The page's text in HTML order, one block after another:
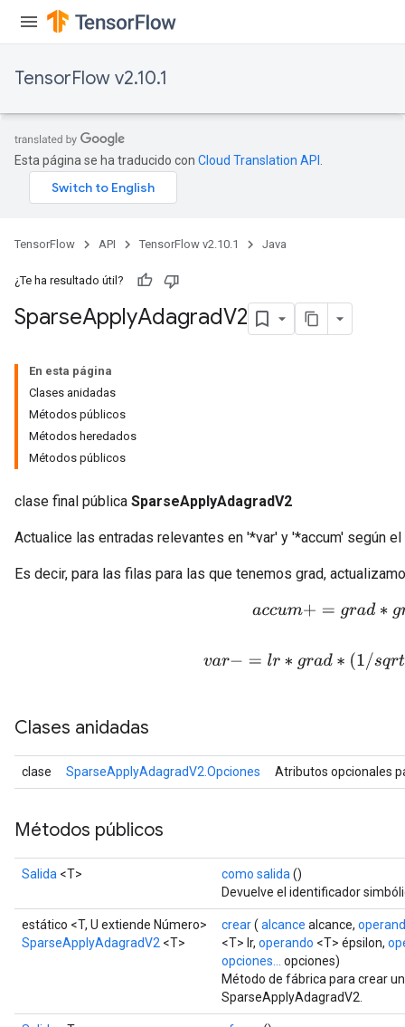
TensorFlow v2.10.1
Esta página se ha traducido con Cloud Translation API
TensorFlow API TensorFlow v2.10.1 Java
¿Te ha resultado útil?
SparseApplyAdagradV2
En esta página
Clases anidadas
Métodos públicos
Métodos heredados
Métodos públicos
clase final pública SparseApplyAdagradV2
Actualice las entradas relevantes en '*var' y '*accum' según el
Es decir, para las filas para las que tenemos grad,
accum += grad∗grad
var −=l r∗ grad∗(1 /sqrt(ac
Clases anidadas
clase SparseApplyAdagradV2.Opciones Atributos opcionales
Métodos públicos
Salida <T> como salida ()
Devuelve el identificador
estático <T, U extiende Número>
SparseApplyAdagradV2 <T>
crear( alcance alcance,
<T> lr, operando <T> épsilon,
opciones...
opciones)
Método de fábrica para crear
SparseApplyAdagradV2.